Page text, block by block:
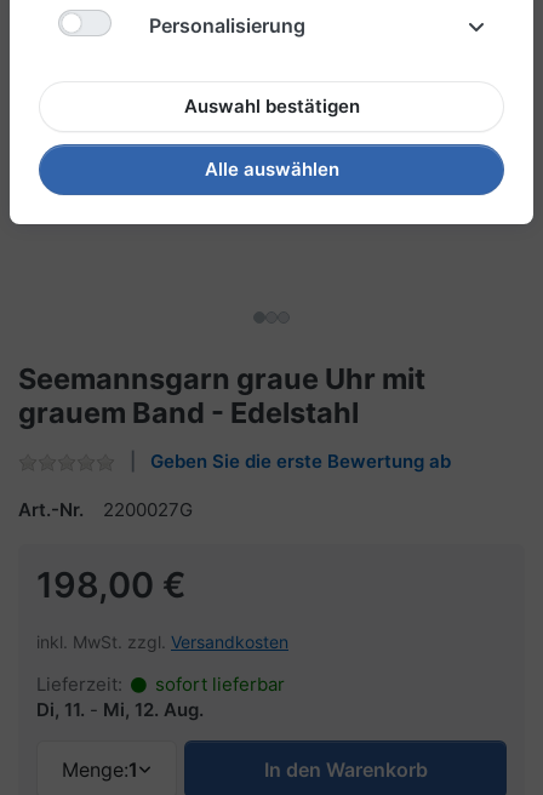
Seemannsgarn graue Uhr mit
grauem Band - Edelstahl
Geben Sie die erste Bewertung ab
Art.-Nr. 2200027G
198,00 €
inkl. MwSt. zzgl. Versandkosten
Lieferzeit:
sofort lieferbar
Di, 11. - Mi, 12. Aug.
Menge:1 In den Warenkorb
Personalisierung
Auswahl bestätigen
Alle auswählen